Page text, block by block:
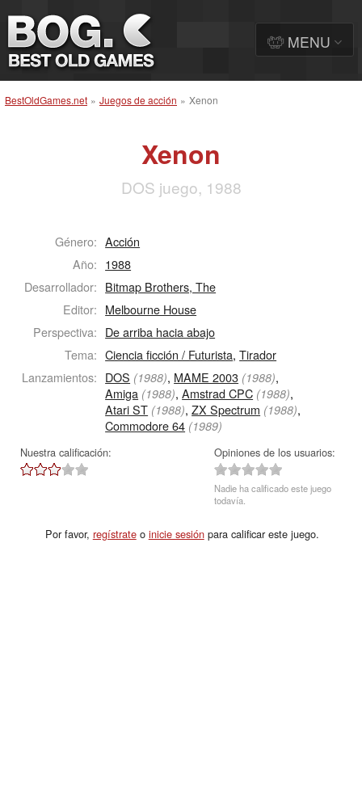
BestOldGames.net » Juegos de acción » Xenon
Xenon
DOS juego, 1988
Género: Acción
Año: 1988
Desarrollador: Bitmap Brothers, The
Editor: Melbourne House
Perspectiva: De arriba hacia abajo
Tema: Ciencia ficción / Futurista,Tirador
Lanzamientos: DOS (1988), MAME 2003 (1988),
Amiga (1988),Amstrad CPC (1988),
Atari ST (1988),ZX Spectrum (1988),
Commodore 64 (1989)
Nuestra calificación: Opiniones de los usuarios:
Nadie ha calificado este juego
todavía.
Por favor, regístrateo inicie sesiónpara calificar este juego.
MENU